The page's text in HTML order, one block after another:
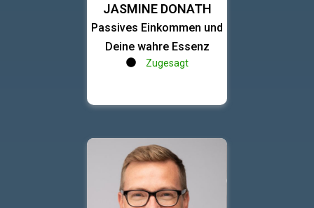
JASMINE DONATH
Passives Einkommen und
Deine wahre Essenz
Zugesagt